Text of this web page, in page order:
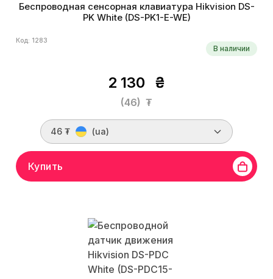
Беспроводная сенсорная клавиатура Hikvision DS-
PK White (DS-PK1-E-WE)
Код: 1283
В наличии
2 130 ₴
(46) ₮
46 ₮ (ua)
Купить